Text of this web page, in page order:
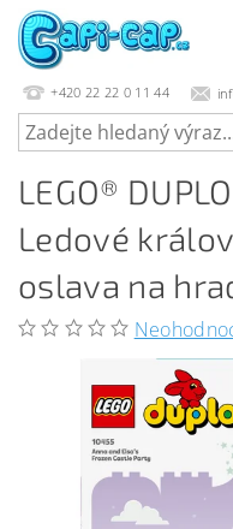
+420 22 22 0 11 44
LEGO®
Ledové
oslava na